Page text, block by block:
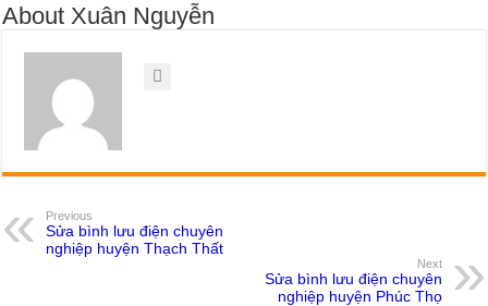
About Xuân Nguyễn
Previous
Sửa bình lưu điện chuyên
nghiệp huyện Thạch Thất
Next
Sửa bình lưu điện chuyên
nghiệp huyện Phúc Thọ